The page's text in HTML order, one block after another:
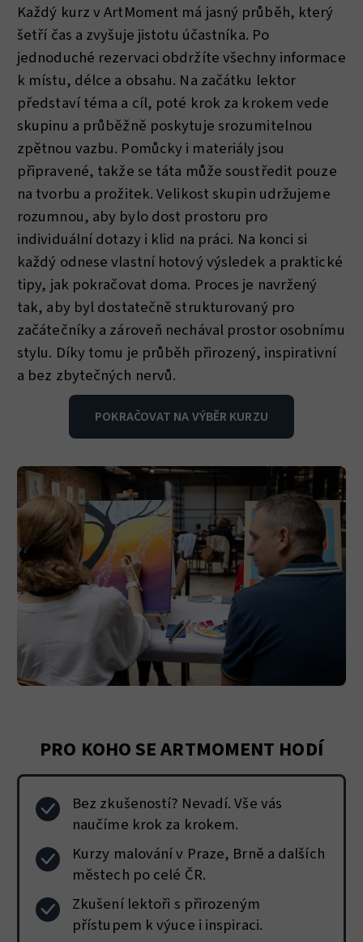
Každý kurz v ArtMoment má jasný průběh, který
šetří čas a zvyšuje jistotu účastníka. Po
jednoduché rezervaci obdržíte všechny informace
k místu, délce a obsahu. Na začátku lektor
představí téma a cíl, poté krok za krokem vede
skupinu a průběžně poskytuje srozumitelnou
zpětnou vazbu. Pomůcky i materiály jsou
připravené, takže se táta může soustředit pouze
na tvorbu a prožitek. Velikost skupin udržujeme
rozumnou, aby bylo dost prostoru pro
individuální dotazy i klid na práci. Na konci si
každý odnese vlastní hotový výsledek a praktické
tipy, jak pokračovat doma. Proces je navržený
tak, aby byl dostatečně strukturovaný pro
začátečníky a zároveň nechával prostor osobnímu
stylu. Díky tomu je průběh přirozený, inspirativní
a bez zbytečných nervů.
POKRAČOVAT NA VÝBĚR KURZU
PRO KOHO SE ARTMOMENT HODÍ
Bez zkušeností? Nevadí. Vše vás
naučíme krok za krokem.
Kurzy malování v Praze, Brně a dalších
městech po celé ČR.
Zkušení lektoři s přirozeným
přístupem k výuce i inspiraci.